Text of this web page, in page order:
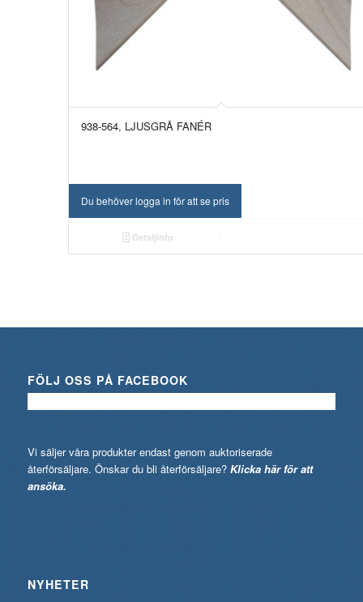
938-564, LJUSGRÅ FANÉR
Du behöver logga in för att se pris
Detaljinfo
FÖLJ OSS PÅ FACEBOOK
Vi säljer våra produkter endast genom auktoriserade
återförsäljare. Önskar du bli återförsäljare? Klicka här för att
ansöka.
NYHETER